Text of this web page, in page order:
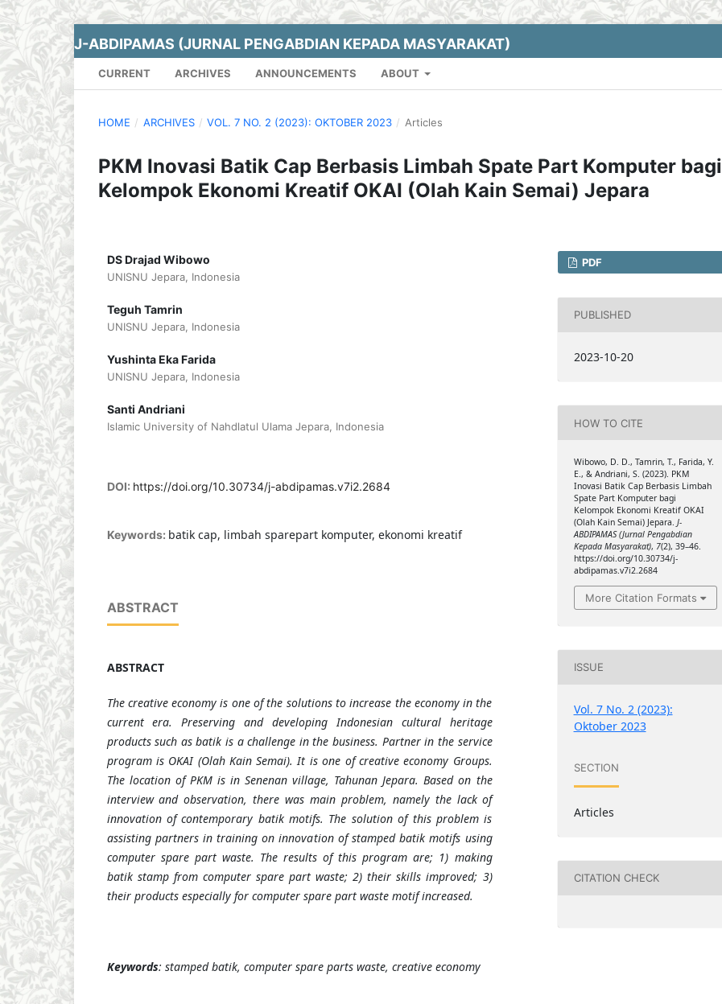
J-ABDIPAMAS (JURNAL PENGABDIAN KEPADA MASYARAKAT)
CURRENT ARCHIVES ANNOUNCEMENTS ABOUT
HOME / ARCHIVES / VOL. 7 NO. 2 (2023): OKTOBER 2023 / Articles
PKM Inovasi Batik Cap Berbasis Limbah Spate Part Komputer bagi
Kelompok Ekonomi Kreatif OKAI (Olah Kain Semai) Jepara
DS Drajad Wibowo
UNISNU Jepara, Indonesia
Teguh Tamrin
UNISNU Jepara, Indonesia
Yushinta Eka Farida
UNISNU Jepara, Indonesia
Santi Andriani
Islamic University of Nahdlatul Ulama Jepara, Indonesia
DOI: https://doi.org/10.30734/j-abdipamas.v7i2.2684
Keywords: batik cap, limbah sparepart komputer, ekonomi kreatif
ABSTRACT
ABSTRACT
The creative economy is one of the solutions to increase the economy in the
current era. Preserving and developing Indonesian cultural heritage
products such as batik is a challenge in the business. Partner in the service
program is OKAI (Olah Kain Semai). It is one of creative economy Groups.
The location of PKM is in Senenan village, Tahunan Jepara. Based on the
interview and observation, there was main problem, namely the lack of
innovation of contemporary batik motifs. The solution of this problem is
assisting partners in training on innovation of stamped batik motifs using
computer spare part waste. The results of this program are; 1) making
batik stamp from computer spare part waste; 2) their skills improved; 3)
their products especially for computer spare part waste motif increased.
Keywords: stamped batik, computer spare parts waste, creative economy
PDF
PUBLISHED
2023-10-20
HOW TO CITE
Wibowo, D. D., Tamrin, T., Farida, Y.
E., & Andriani, S. (2023). PKM
Inovasi Batik Cap Berbasis Limbah
Spate Part Komputer bagi
Kelompok Ekonomi Kreatif OKAI
(Olah Kain Semai) Jepara. J-
ABDIPAMAS (Jurnal Pengabdian
Kepada Masyarakat), 7(2), 39–46.
https://doi.org/10.30734/j-
abdipamas.v7i2.2684
More Citation Formats
ISSUE
Vol. 7 No. 2 (2023):
Oktober 2023
SECTION
Articles
CITATION CHECK